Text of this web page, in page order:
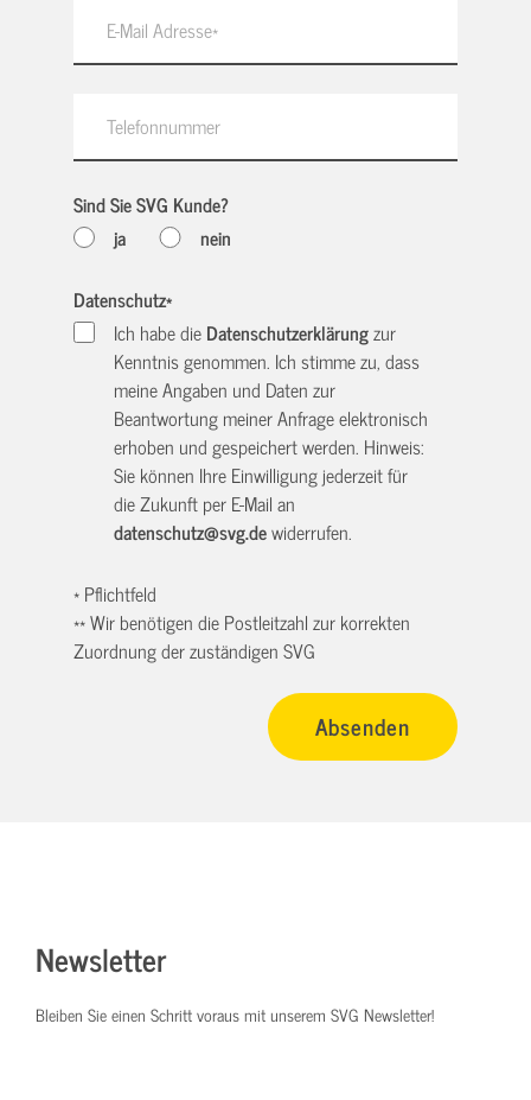
Sind Sie SVG Kunde?
ja
nein
Datenschutz*
Ich habe dieDatenschutzerklärungzur
Kenntnis genommen. Ich stimme zu, dass
meine Angaben und Daten zur
Beantwortung meiner Anfrage elektronisch
erhoben und gespeichert werden. Hinweis:
Sie können Ihre Einwilligung jederzeit für
die Zukunft per E-Mail an
datenschutz@svg.dewiderrufen.
* Pflichtfeld
** Wir benötigen die Postleitzahl zur korrekten
Zuordnung der zuständigen SVG
Newsletter
Bleiben Sie einen Schritt voraus mit unserem SVG Newsletter!